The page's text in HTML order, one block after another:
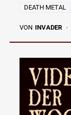
DEATH METAL
VON INVADER